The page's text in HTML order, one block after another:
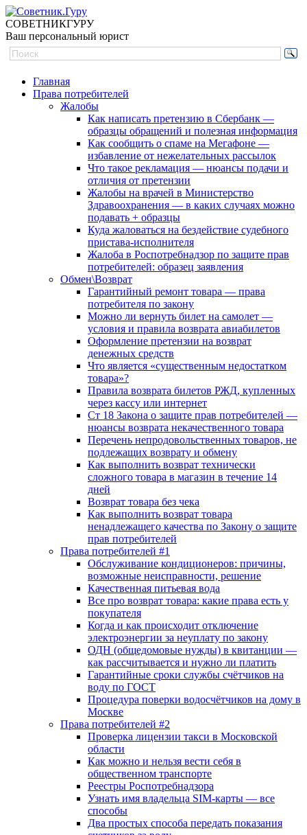
СОВЕТНИКГУРУ
Ваш персональный юрист
Главная
Права потребителей
Жалобы
Как написать претензию в Сбербанк —
образцы обращений и полезная информация
Как сообщить о спаме на Мегафоне —
избавление от нежелательных рассылок
Что такое рекламация — нюансы подачи и
отличия от претензии
Жалобы на врачей в Министерство
Здравоохранения — в каких случаях можно
подавать + образцы
Куда жаловаться на бездействие судебного
пристава-исполнителя
Жалоба в Роспотребнадзор по защите прав
потребителей: образец заявления
Обмен\Возврат
Гарантийный ремонт товара — права
потребителя по закону
Можно ли вернуть билет на самолет —
условия и правила возврата авиабилетов
Оформление претензии на возврат
денежных средств
Что является «существенным недостатком
товара»?
Правила возврата билетов РЖД, купленных
через кассу или интернет
Ст 18 Закона о защите прав потребителей —
нюансы возврата некачественного товара
Перечень непродовольственных товаров, не
подлежащих возврату и обмену
Как выполнить возврат технически
сложного товара в магазин в течение 14
дней
Возврат товара без чека
Как выполнить возврат товара
ненадлежащего качества по Закону о защите
прав потребителей
Права потребителей #1
Обслуживание кондиционеров: причины,
возможные неисправности, решение
Качественная питьевая вода
Все про возврат товара: какие права есть у
покупателя
Когда и как происходит отключение
электроэнергии за неуплату по закону
ОДН (общедомовые нужды) в квитанции —
как рассчитывается и нужно ли платить
Гарантийные сроки службы счётчиков на
воду по ГОСТ
Процедура поверки водосчётчиков на дому в
Москве
Права потребителей #2
Проверка лицензии такси в Московской
области
Как можно и нельзя вести себя в
общественном транспорте
Реестры Роспотребнадзора
Узнать имя владельца SIM-карты — все
способы
Два простых способа передать показания